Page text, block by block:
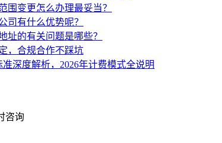
围变更怎么办理最妥当？
司有什么优势呢？
址的有关问题是哪些？
，合规合作不踩坑
深度解析，2026年计费模式全说明
咨询